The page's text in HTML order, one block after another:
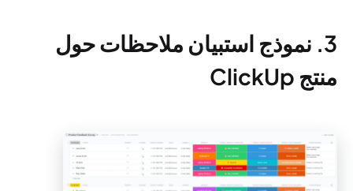
3. نموذج استبيان ملاحظات حول
منتج ClickUp